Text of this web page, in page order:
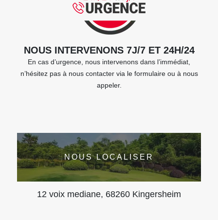
NOUS INTERVENONS 7J/7 ET 24H/24
En cas d’urgence, nous intervenons dans l’immédiat,
n’hésitez pas à nous contacter via le formulaire ou à nous
appeler.
NOUS LOCALISER
12 voix mediane, 68260 Kingersheim